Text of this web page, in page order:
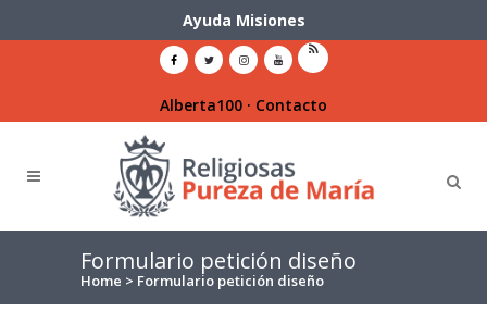
Ayuda Misiones
Alberta100 · Contacto
Formulario petición diseño
Home > Formulario petición diseño